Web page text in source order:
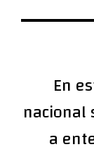
En
nacional
a